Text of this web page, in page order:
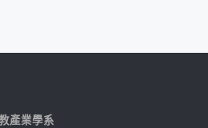
產業學系